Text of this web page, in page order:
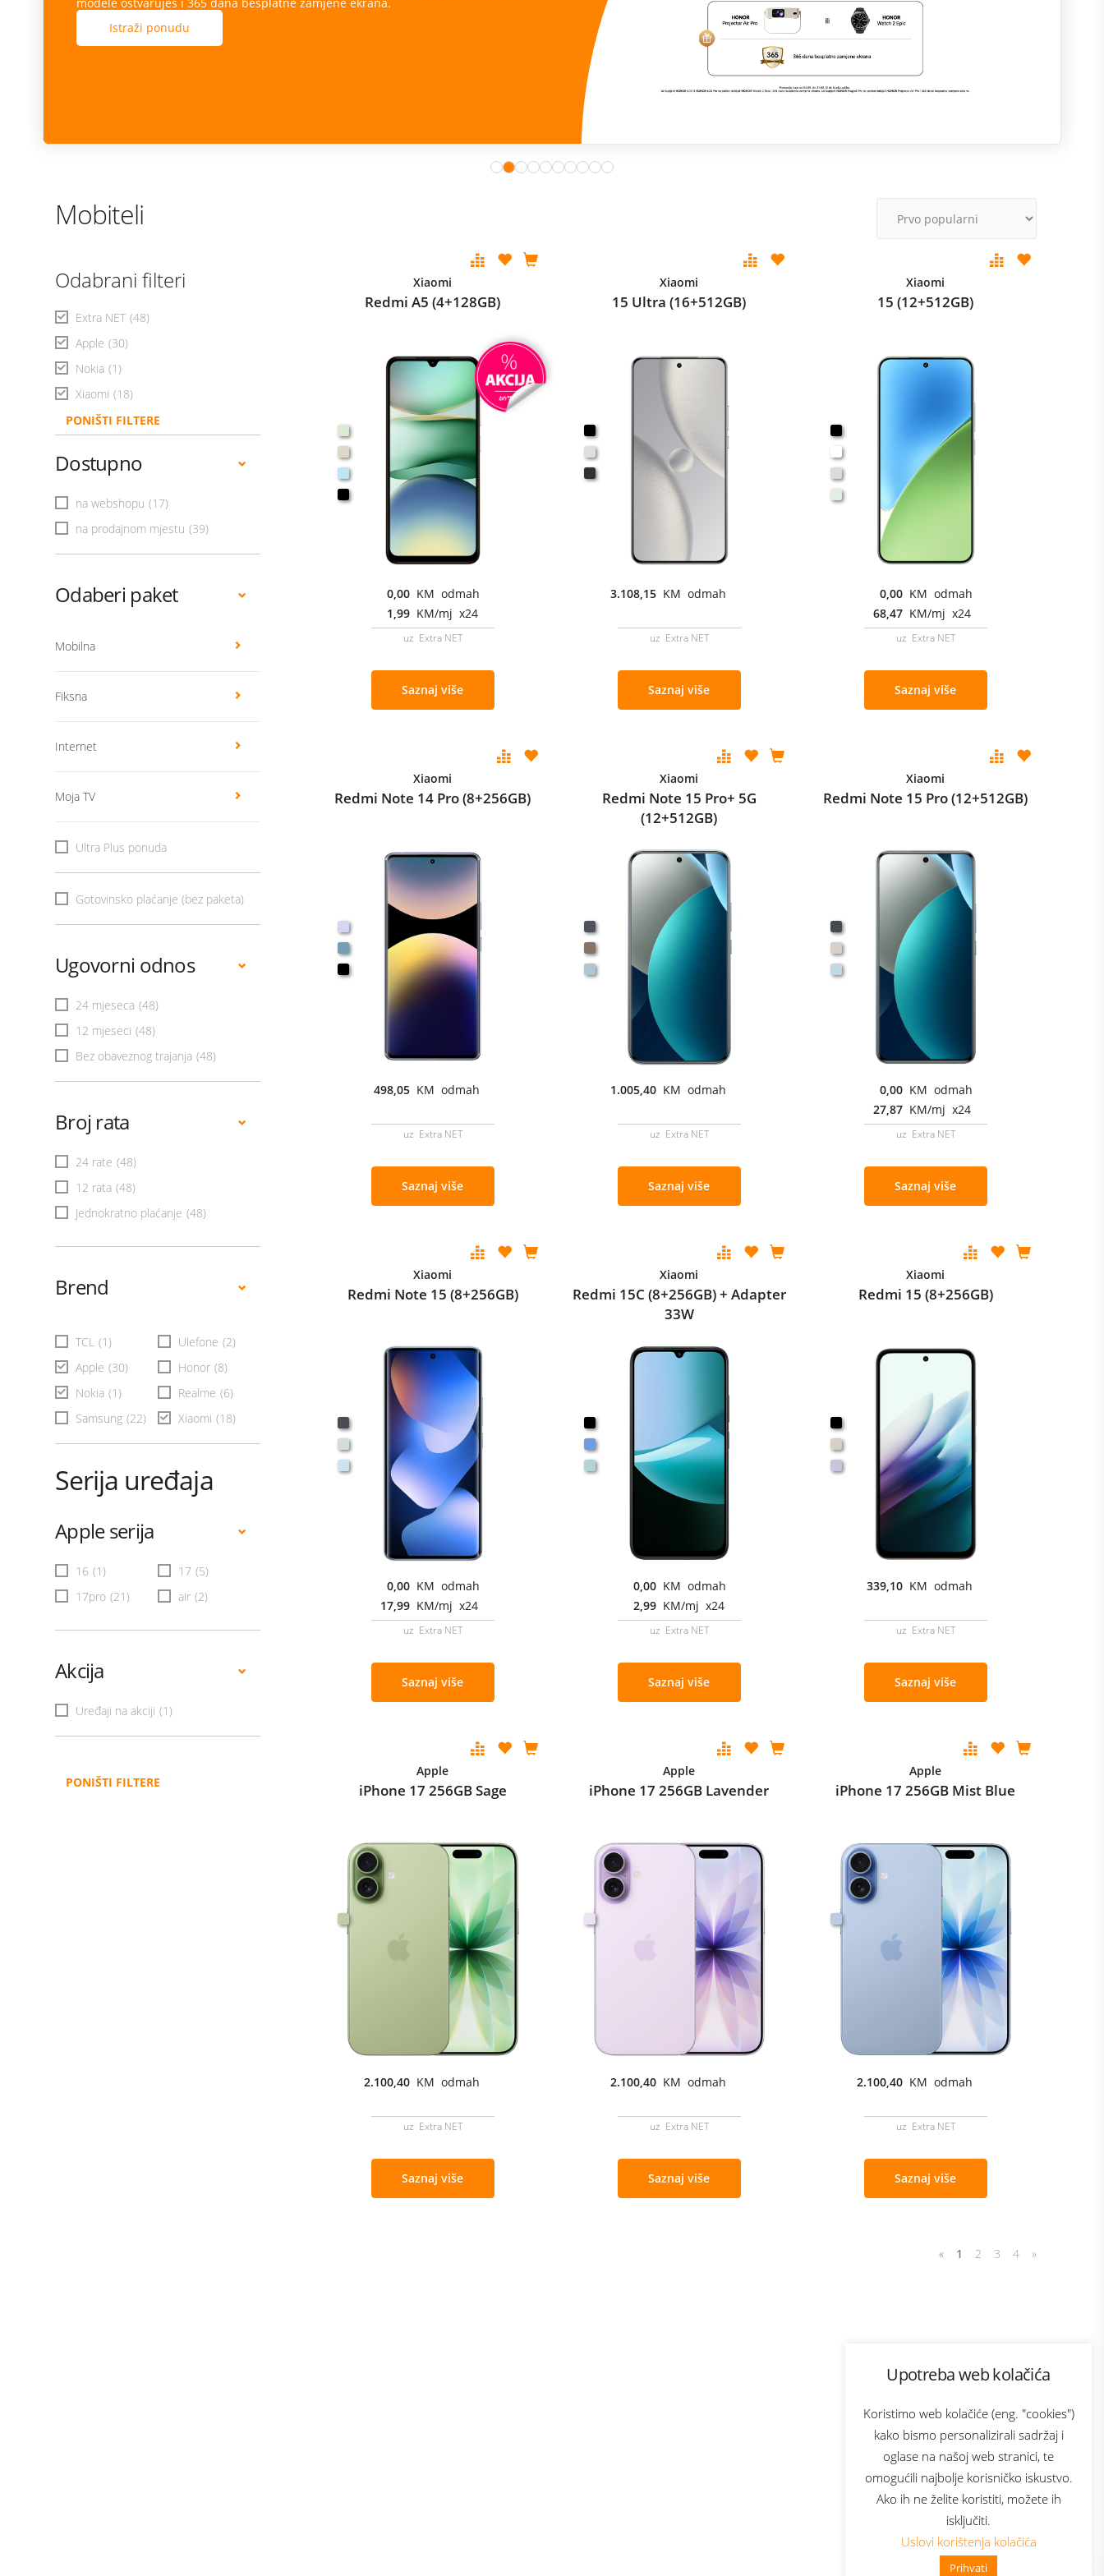
Upotreba web kolačića
Koristimo web kolačiće (eng. "cookies")
kako bismo personalizirali sadržaj i
oglase na našoj web stranici, te
omogućili najbolje korisničko iskustvo.
Ako ih ne želite koristiti, možete ih
isključiti.
Uslovi korištenja kolačića
Prihvati
👋 Zdravo, kako mogu pomoći?
Istraži ponudu
Mobiteli
Odabrani filteri
Extra NET (48)
Apple (30)
Nokia (1)
Xiaomi (18)
PONIŠTI FILTERE
Dostupno
na webshopu (17)
na prodajnom mjestu (39)
Odaberi paket
Mobilna
Fiksna
Internet
Moja TV
Ultra Plus ponuda
Gotovinsko plaćanje (bez paketa)
Ugovorni odnos
24 mjeseca (48)
12 mjeseci (48)
Bez obaveznog trajanja (48)
Broj rata
24 rate (48)
12 rata (48)
Jednokratno plaćanje (48)
Brend
TCL (1) Ulefone (2)
Apple (30) Honor (8)
Nokia (1) Realme (6)
Samsung (22) Xiaomi (18)
Serija uređaja
Apple serija
16 (1) 17 (5)
17pro (21) air (2)
Akcija
Uređaji na akciji (1)
PONIŠTI FILTERE
Xiaomi
Redmi A5 (4+128GB)
0,00 KM odmah
1,99 KM/mj x24
uz Extra NET
Saznaj više
Xiaomi
15 Ultra (16+512GB)
3.108,15 KM odmah
uz Extra NET
Saznaj više
Xiaomi
15 (12+512GB)
0,00 KM odmah
68,47 KM/mj x24
uz Extra NET
Saznaj više
Xiaomi
Redmi Note 14 Pro (8+256GB)
498,05 KM odmah
uz Extra NET
Saznaj više
Xiaomi
Redmi Note 15 Pro+ 5G
(12+512GB)
1.005,40 KM odmah
uz Extra NET
Saznaj više
Xiaomi
Redmi Note 15 Pro (12+512GB)
0,00 KM odmah
27,87 KM/mj x24
uz Extra NET
Saznaj više
Xiaomi
Redmi Note 15 (8+256GB)
0,00 KM odmah
17,99 KM/mj x24
uz Extra NET
Saznaj više
Xiaomi
Redmi 15C (8+256GB) + Adapter
33W
0,00 KM odmah
2,99 KM/mj x24
uz Extra NET
Saznaj više
Xiaomi
Redmi 15 (8+256GB)
339,10 KM odmah
uz Extra NET
Saznaj više
Apple
iPhone 17 256GB Sage
2.100,40 KM odmah
uz Extra NET
Saznaj više
Apple
iPhone 17 256GB Lavender
2.100,40 KM odmah
uz Extra NET
Saznaj više
Apple
iPhone 17 256GB Mist Blue
2.100,40 KM odmah
uz Extra NET
Saznaj više
« 1 2 3 4 »
Bonus plus
Prijava za newsletter